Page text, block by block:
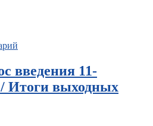
введения 11-
/ Итоги выходных